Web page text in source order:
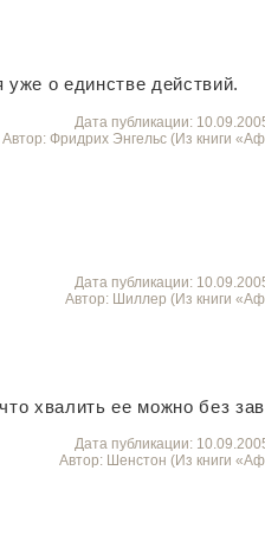
о единстве действий.
Дата публикации:
Автор: Фридрих Энгельс (Из книги
Дата публикации:
Автор: Шиллер (Из книги
хвалить ее можно без
Дата публикации:
Автор: Шенстон (Из книги